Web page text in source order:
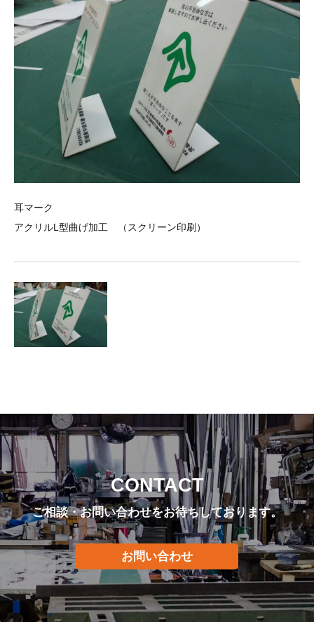
耳マーク
アクリルL型曲げ加工 （スクリーン印刷）
CONTACT
ご相談・お問い合わせをお待ちしております。
お問い合わせ